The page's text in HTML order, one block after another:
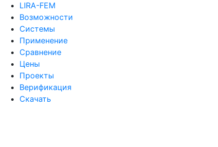
LIRA-FEM
Возможности
Cистемы
Применение
Сравнение
Цены
Проекты
Верификация
Скачать